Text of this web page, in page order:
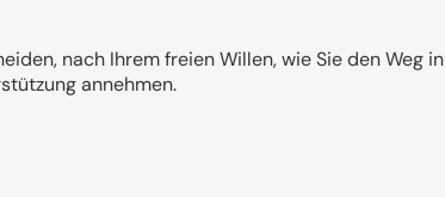
nach Ihrem freien Willen, wie Sie den Weg in
annehmen.